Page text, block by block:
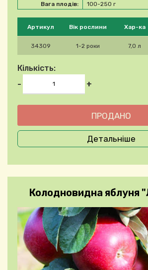
Будь ласка, виберіть продукт
Артикул Вік рослини Хар-ка
34309 1-2 роки 7,0 л
Кількість:
-
+
Вага плодів: 100-250 г
Детальніше
Колодновидна яблуня